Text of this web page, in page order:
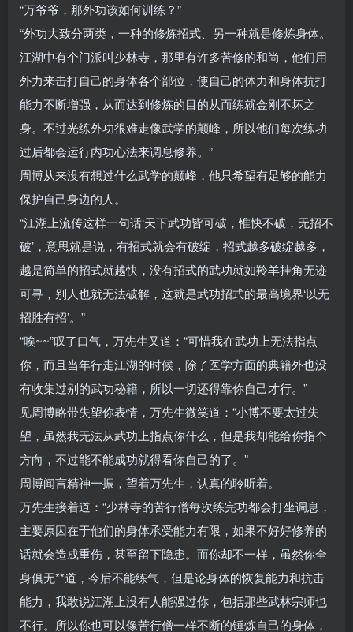
“万爷爷，那外功该如何训练？”
“外功大致分两类，一种的修炼招式、另一种就是修炼身体。
江湖中有个门派叫少林寺，那里有许多苦修的和尚，他们用
外力来击打自己的身体各个部位，使自己的体力和身体抗打
能力不断增强，从而达到修炼的目的从而练就金刚不坏之
身。不过光练外功很难走像武学的颠峰，所以他们每次练功
过后都会运行内功心法来调息修养。”
周博从来没有想过什么武学的颠峰，他只希望有足够的能力
保护自己身边的人。
“江湖上流传这样一句话‘天下武功皆可破，惟快不破，无招不
破’，意思就是说，有招式就会有破绽，招式越多破绽越多，
越是简单的招式就越快，没有招式的武功就如羚羊挂角无迹
可寻，别人也就无法破解，这就是武功招式的最高境界‘以无
招胜有招’。”
“唉~~”叹了口气，万先生又道：“可惜我在武功上无法指点
你，而且当年行走江湖的时候，除了医学方面的典籍外也没
有收集过别的武功秘籍，所以一切还得靠你自己才行。”
见周博略带失望你表情，万先生微笑道：“小博不要太过失
望，虽然我无法从武功上指点你什么，但是我却能给你指个
方向，不过能不能成功就得看你自己的了。”
周博闻言精神一振，望着万先生，认真的聆听着。
万先生接着道：“少林寺的苦行僧每次练完功都会打坐调息，
主要原因在于他们的身体承受能力有限，如果不好好修养的
话就会造成重伤，甚至留下隐患。而你却不一样，虽然你全
身俱无**道，今后不能练气，但是论身体的恢复能力和抗击
能力，我敢说江湖上没有人能强过你，包括那些武林宗师也
不行。所以你也可以像苦行僧一样不断的锤炼自己的身体，